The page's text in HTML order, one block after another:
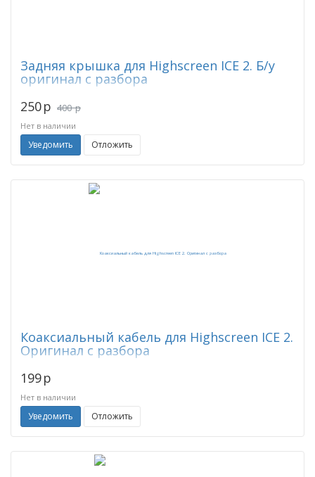
Задняя крышка для Highscreen ICE 2. Б/у
оригинал с разбора
250p 400 p
Нет в наличии
Уведомить Отложить
Коаксиальный кабель для Highscreen ICE 2.
Оригинал с разбора
199p
Нет в наличии
Уведомить Отложить